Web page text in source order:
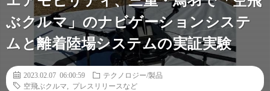
ぶクルマ」のナビゲーションシステ
ムと離着陸場システムの実証実験
2023.02.07 06:00:59
テクノロジー/製品
空飛ぶクルマ
プレスリリースなど